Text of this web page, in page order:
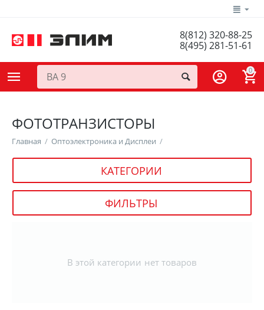
8(812) 320-88-25
8(495) 281-51-61
0
ФОТОТРАНЗИСТОРЫ
Главная / Оптоэлектроника и Дисплеи /
КАТЕГОРИИ
ФИЛЬТРЫ
В этой категории нет товаров